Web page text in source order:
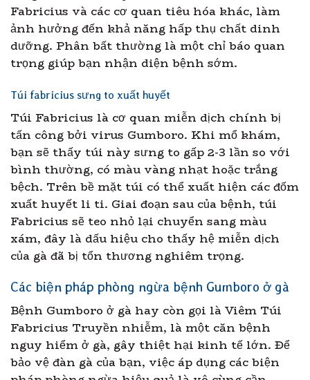
Fabricius và các cơ quan tiêu hóa khác, làm
ảnh hưởng đến khả năng hấp thụ chất dinh
dưỡng. Phân bất thường là một chỉ báo quan
trọng giúp bạn nhận diện bệnh sớm.
Túi fabricius sưng to xuất huyết
Túi Fabricius là cơ quan miễn dịch chính bị
tấn công bởi virus Gumboro. Khi mổ khám,
bạn sẽ thấy túi này sưng to gấp 2-3 lần so với
bình thường, có màu vàng nhạt hoặc trắng
bệch. Trên bề mặt túi có thể xuất hiện các đốm
xuất huyết li ti. Giai đoạn sau của bệnh, túi
Fabricius sẽ teo nhỏ lại chuyển sang màu
xám, đây là dấu hiệu cho thấy hệ miễn dịch
của gà đã bị tổn thương nghiêm trọng.
Các biện pháp phòng ngừa bệnh Gumboro ở gà
Bệnh Gumboro ở gà hay còn gọi là Viêm Túi
Fabricius Truyền nhiễm, là một căn bệnh
nguy hiểm ở gà, gây thiệt hại kinh tế lớn. Để
bảo vệ đàn gà của bạn, việc áp dụng các biện